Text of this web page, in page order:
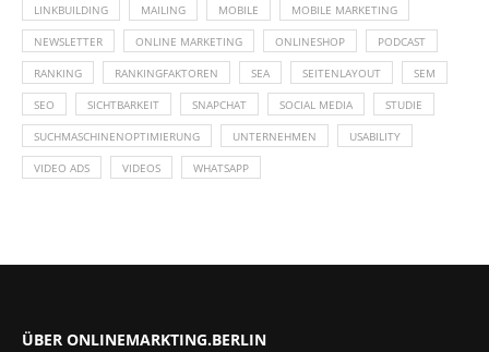
LINKBUILDING MAILING MOBILE MOBILE MARKETING
NEWSLETTER ONLINE MARKETING ONLINESHOP PODCAST
RANKING RANKINGFAKTOREN SEA SEITENLAYOUT SEM
SEO SICHTBARKEIT SNAPCHAT SOCIAL MEDIA STUDIE
SUCHMASCHINENOPTIMIERUNG UNTERNEHMEN USABILITY
VIDEO ADS VIDEOS WHATSAPP
ÜBER ONLINEMARKTING.BERLIN